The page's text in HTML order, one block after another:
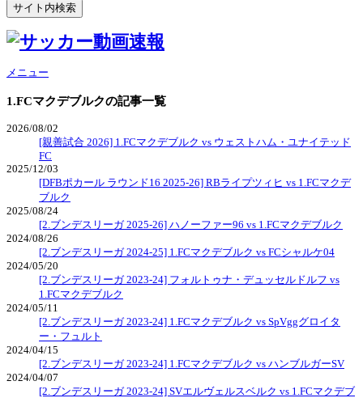
メニュー
1.FCマクデブルクの記事一覧
2026/08/02
[親善試合 2026] 1.FCマクデブルク vs ウェストハム・ユナイテッド
FC
2025/12/03
[DFBポカール ラウンド16 2025-26] RBライプツィヒ vs 1.FCマクデ
ブルク
2025/08/24
[2.ブンデスリーガ 2025-26] ハノーファー96 vs 1.FCマクデブルク
2024/08/26
[2.ブンデスリーガ 2024-25] 1.FCマクデブルク vs FCシャルケ04
2024/05/20
[2.ブンデスリーガ 2023-24] フォルトゥナ・デュッセルドルフ vs
1.FCマクデブルク
2024/05/11
[2.ブンデスリーガ 2023-24] 1.FCマクデブルク vs SpVggグロイタ
ー・フュルト
2024/04/15
[2.ブンデスリーガ 2023-24] 1.FCマクデブルク vs ハンブルガーSV
2024/04/07
[2.ブンデスリーガ 2023-24] SVエルヴェルスベルク vs 1.FCマクデブ